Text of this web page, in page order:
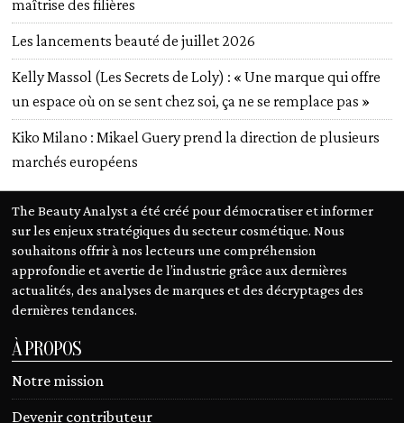
maîtrise des filières
Les lancements beauté de juillet 2026
Kelly Massol (Les Secrets de Loly) : « Une marque qui offre
un espace où on se sent chez soi, ça ne se remplace pas »
Kiko Milano : Mikael Guery prend la direction de plusieurs
marchés européens
The Beauty Analyst a été créé pour démocratiser et informer
sur les enjeux stratégiques du secteur cosmétique. Nous
souhaitons offrir à nos lecteurs une compréhension
approfondie et avertie de l’industrie grâce aux dernières
actualités, des analyses de marques et des décryptages des
dernières tendances.
À PROPOS
Notre mission
Devenir contributeur